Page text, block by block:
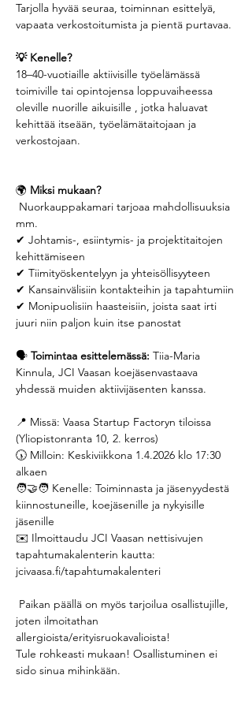
Tarjolla hyvää seuraa, toiminnan esittelyä,
vapaata verkostoitumista ja pientä purtavaa.
💡 Kenelle?
18–40-vuotiaille aktiivisille työelämässä
toimiville tai opintojensa loppuvaiheessa
oleville nuorille aikuisille , jotka haluavat
kehittää itseään, työelämätaitojaan ja
verkostojaan.
🌍 Miksi mukaan?
mm.
✔ Johtamis-, esiintymis- ja projektitaitojen
kehittämiseen
✔ Tiimityöskentelyyn ja yhteisöllisyyteen
✔ Kansainvälisiin kontakteihin ja tapahtumiin
✔ Monipuolisiin haasteisiin, joista saat irti
juuri niin paljon kuin itse panostat
🗣 Toimintaa esittelemässä: Tiia-Maria
Kinnula, JCI Vaasan koejäsenvastaava
yhdessä muiden aktiivijäsenten kanssa.
📍 Missä: Vaasa Startup Factoryn tiloissa
(Yliopistonranta 10, 2. kerros)
🕠 Milloin: Keskiviikkona 1.4.2026 klo 17:30
alkaen
🧑‍🤝‍🧑 Kenelle: Toiminnasta ja jäsenyydestä
kiinnostuneille, koejäsenille ja nykyisille
jäsenille
✉️ Ilmoittaudu JCI Vaasan nettisivujen
tapahtumakalenterin kautta:
jcivaasa.fi/tapahtumakalenteri
joten ilmoitathan
allergioista/erityisruokavalioista!
Tule rohkeasti mukaan! Osallistuminen ei
sido sinua mihinkään.